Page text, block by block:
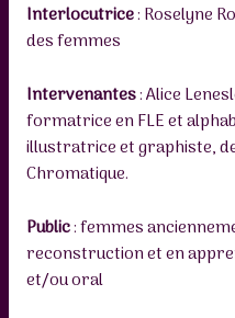
Interlocutrice: Roselyne
des femmes
Intervenantes: Alice
formatrice en FLE et
illustratrice et graphiste,
Chromatique.
Public: femmes
reconstruction et en
et/ou oral